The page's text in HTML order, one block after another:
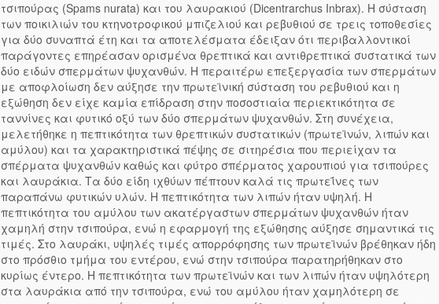
τσιπούρας (Spams nurata) και του λαυρακιού (Dicentrarchus Inbrax). Η σύσταση
των ποικιλιών του κτηνοτροφικού μπιζελιού και ρεβυθιού σε τρεις τοποθεσίες
για δύο συναπτά έτη και τα αποτελέσματα έδειξαν ότι περιβαλλοντικοί
παράγοντες επηρέασαν ορισμένα θρεπτικά και αντιθρεπτικά συστατικά των
δύο ειδών σπερμάτων ψυχανθών. Η περαιτέρω επεξεργασία των σπερμάτων
με αποφλοίωση δεν αύξησε την πρωτεϊνική σύσταση του ρεβυθιού και η
εξώθηση δεν είχε καμία επίδραση στην ποσοστιαία περιεκτικότητα σε
ταννίνες και φυτικό οξύ των δύο σπερμάτων ψυχανθών. Στη συνέχεια,
μελετήθηκε η πεπτικότητα των θρεπτικών συστατικών (πρωτεϊνών, λιπών και
αμύλου) και τα χαρακτηριστικά πέψης σε σιτηρέσια που περιείχαν τα
σπέρματα ψυχανθών καθώς και φύτρο σπέρματος χαρουπιού για τσιπούρες
και λαυράκια. Τα δύο είδη ιχθύων πέπτουν καλά τις πρωτεΐνες των
παραπάνω φυτικών υλών. Η πεπτικότητα των λιπών ήταν υψηλή. Η
πεπτικότητα του αμύλου των ακατέργαστων σπερμάτων ψυχανθών ήταν
χαμηλή στην τσιπούρα, ενώ η εφαρμογή της εξώθησης αύξησε σημαντικά τις
τιμές. Στο λαυράκι, υψηλές τιμές απορρόφησης των πρωτεϊνών βρέθηκαν ήδη
στο πρόσθιο τμήμα του εντέρου, ενώ στην τσιπούρα παρατηρήθηκαν στο
κυρίως έντερο. Η πεπτικότητα των πρωτεϊνών και των λιπών ήταν υψηλότερη
στα λαυράκια από την τσιπούρα, ενώ του αμύλου ήταν χαμηλότερη σε